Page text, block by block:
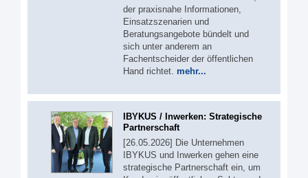
der praxisnahe Informationen,
Einsatzszenarien und
Beratungsangebote bündelt und
sich unter anderem an
Fachentscheider der öffentlichen
Hand richtet. mehr...
IBYKUS / Inwerken: Strategische
Partnerschaft
[26.05.2026] Die Unternehmen
IBYKUS und Inwerken gehen eine
strategische Partnerschaft ein, um